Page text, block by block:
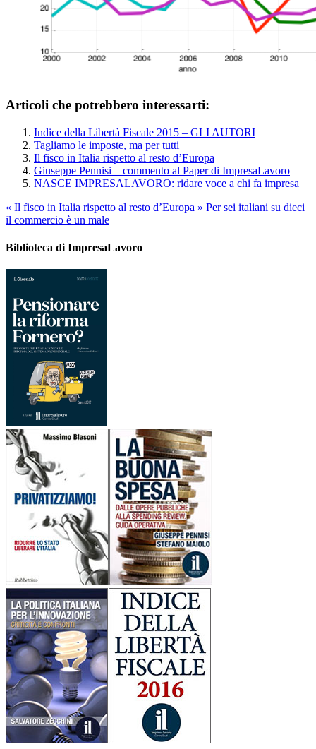
Articoli che potrebbero interessarti:
Indice della Libertà Fiscale 2015 – GLI AUTORI
Tagliamo le imposte, ma per tutti
Il fisco in Italia rispetto al resto d’Europa
Giuseppe Pennisi – commento al Paper di ImpresaLavoro
NASCE IMPRESALAVORO: ridare voce a chi fa impresa
« Il fisco in Italia rispetto al resto d’Europa » Per sei italiani su dieci
il commercio è un male
Biblioteca di ImpresaLavoro